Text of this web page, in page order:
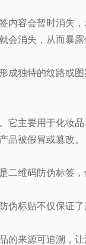
内容会暂时消失
会消失，从而暴露
成独特的纹路或
主要用于化妆品
品被假冒或篡改。
二维码防伪标签
伪标贴不仅保证
来源可追溯，让